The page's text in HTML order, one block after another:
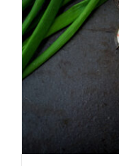
Šta bi trebalo